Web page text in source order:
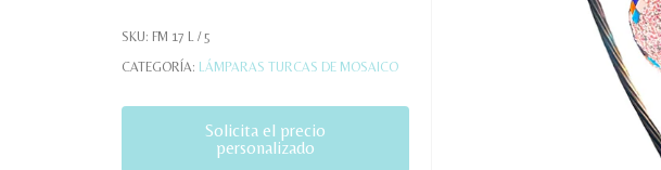
SKU: FM 17 L / 5
CATEGORÍA: LÁMPARAS TURCAS DE MOSAICO
Solicita el precio
personalizado